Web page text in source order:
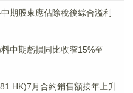
期股東應佔除稅後綜合溢利
中期虧損同比收窄15%至
月合約銷售額按年上升